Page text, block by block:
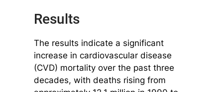
Results
The results indicate a significant
increase in cardiovascular disease
(CVD) mortality over the past three
decades, with deaths rising from